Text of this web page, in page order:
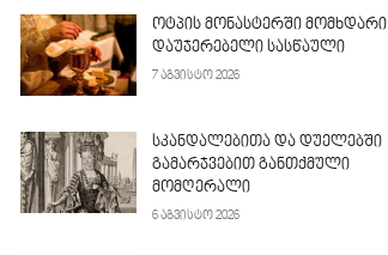
ოტპის მონასტერში მომხდარი
დაუჯერებელი სასწაული
7 აგვისტო 2026
სკანდალებითა და დუელებში
გამარჯვებით განთქმული
მომღერალი
6 აგვისტო 2026